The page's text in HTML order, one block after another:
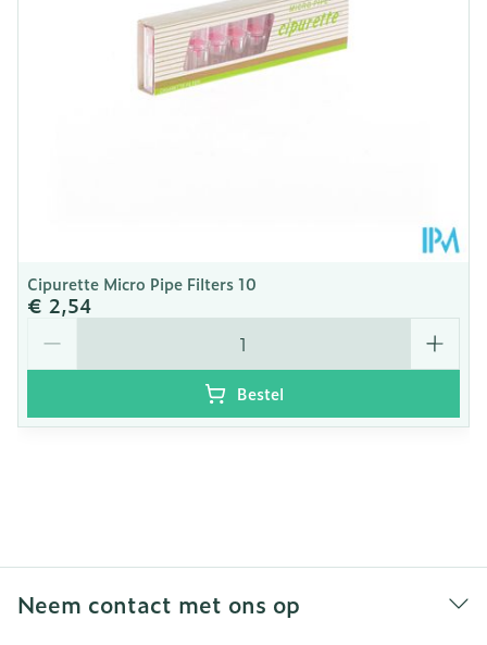
Cipurette Micro Pipe Filters 10
€ 2,54
Bestel
Neem contact met ons op